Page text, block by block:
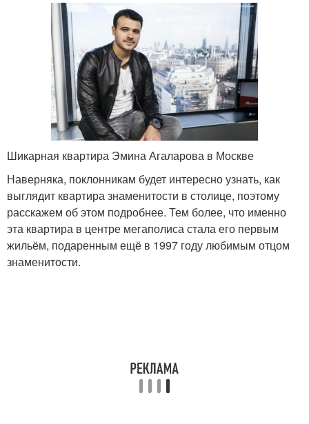
Шикарная квартира Эмина Агаларова в Москве
Наверняка, поклонникам будет интересно узнать, как
выглядит квартира знаменитости в столице, поэтому
расскажем об этом подробнее. Тем более, что именно
эта квартира в центре мегаполиса стала его первым
жильём, подаренным ещё в 1997 году любимым отцом
знаменитости.